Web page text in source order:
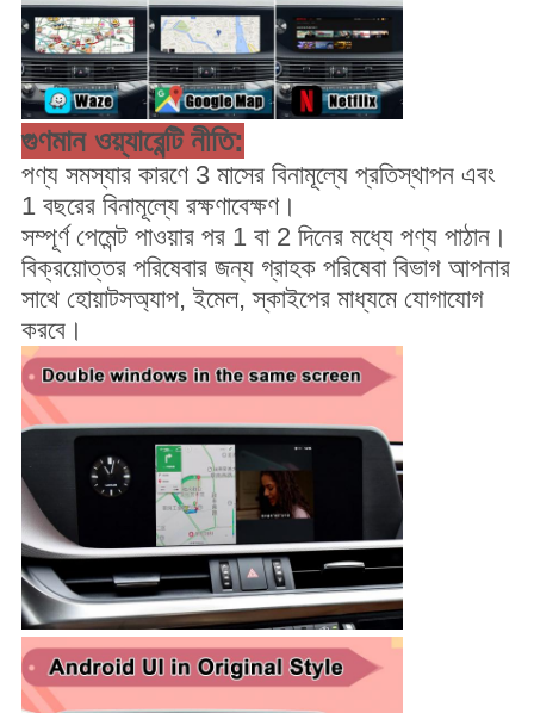
গুণমান ওয়্যারেন্টি নীতি:
পণ্য সমস্যার কারণে 3 মাসের বিনামূল্যে প্রতিস্থাপন এবং
1 বছরের বিনামূল্যে রক্ষণাবেক্ষণ।
সম্পূর্ণ পেমেন্ট পাওয়ার পর 1 বা 2 দিনের মধ্যে পণ্য পাঠান।
বিক্রয়োত্তর পরিষেবার জন্য গ্রাহক পরিষেবা বিভাগ আপনার
সাথে হোয়াটসঅ্যাপ, ইমেল, স্কাইপের মাধ্যমে যোগাযোগ
করবে।